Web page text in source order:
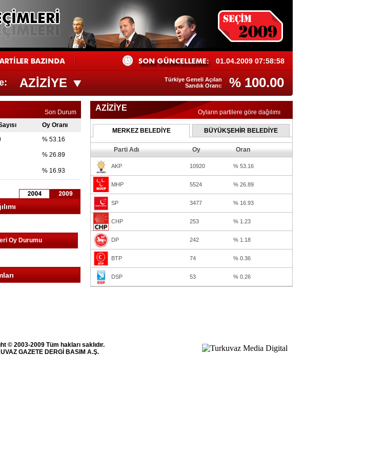
01.04.2009 07:58:58
AZİZİYE
Türkiye Geneli Açılan
Sandık Oranı:
% 100.00
Son Durum
Oy Oranı
% 53.16
% 26.89
% 16.93
Oy Durumu
AZİZİYE Oyların partilere göre dağılımı
MERKEZ BELEDİYE BÜYÜKŞEHİR BELEDİYE
Parti Adı Oy Oran
AKP 10920 % 53.16
MHP 5524 % 26.89
SP 3477 % 16.93
CHP 253 % 1.23
DP 242 % 1.18
BTP 74 % 0.36
DSP 53 % 0.26
© 2003-2009 Tüm hakları saklıdır.
GAZETE DERGİ BASIM A.Ş.